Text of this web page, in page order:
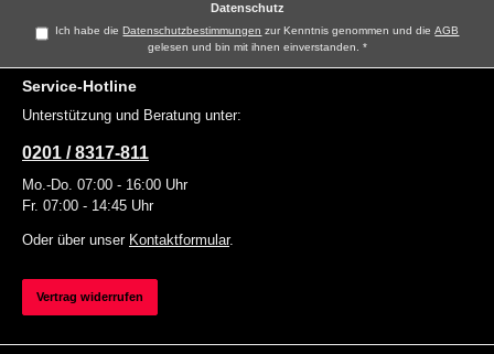
Datenschutz
Ich habe dieDatenschutzbestimmungen zur Kenntnis genommen und dieAGB
gelesen und bin mit ihnen einverstanden.*
Service-Hotline
Unterstützung und Beratung unter:
0201 / 8317-811
Mo.-Do. 07:00 - 16:00 Uhr
Fr. 07:00 - 14:45 Uhr
Oder über unser Kontaktformular.
Vertrag widerrufen